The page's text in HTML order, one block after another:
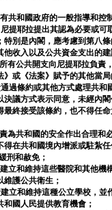
有共和國政府的一般指導和控
尼提耶拉提出其認為必要或
特別是內閣，應考慮到第八
他收入以及公共資金支出的建
所有公共開支向尼提耶拉負責
》或《法案》賦予的其他當局
通過條約或其他方式處理共
決議方式表示同意，未經內
最終接受該條約，也不得任
責為共和國的安全作出合理和
得在共和國境內增派或駐紮任
刑和赦免；
建立和維持這些醫院和其他機
維護公共衛生；
建立和維持這種公立學校，
和國人民提供教育機會；